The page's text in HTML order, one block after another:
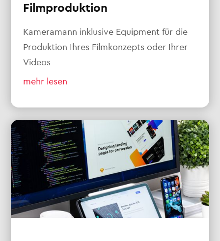
Filmproduktion
Kameramann inklusive Equipment für die
Produktion Ihres Filmkonzepts oder Ihrer
Videos
mehr lesen